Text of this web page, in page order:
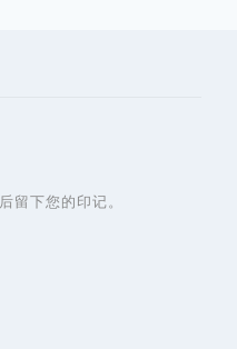
后留下您的印记。